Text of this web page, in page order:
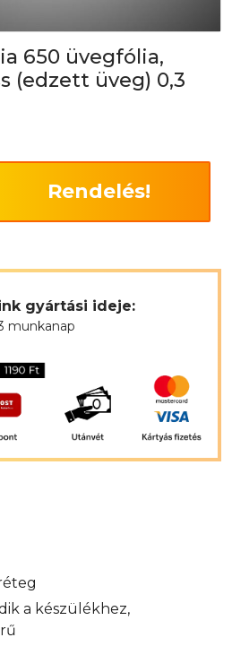
650 üvegfólia,
(edzett üveg) 0,3
Rendelés!
gyártási ideje:
munkanap
a készülékhez,